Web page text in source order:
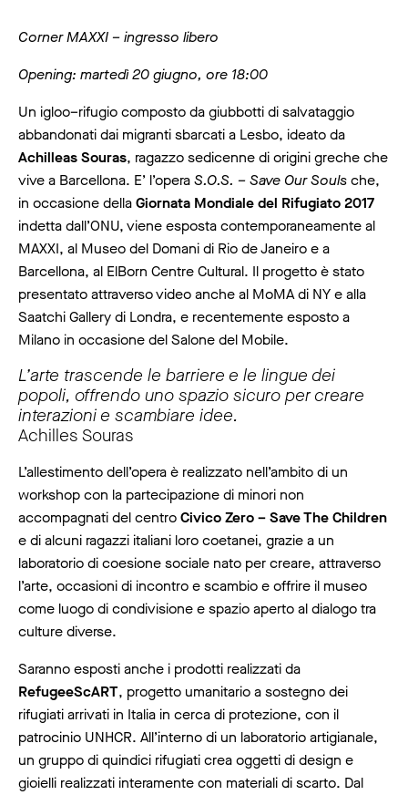
Corner MAXXI – ingresso libero
Opening: martedì 20 giugno, ore 18:00
Un igloo–rifugio composto da giubbotti di salvataggio
abbandonati dai migranti sbarcati a Lesbo, ideato da
Achilleas Souras, ragazzo sedicenne di origini greche che
vive a Barcellona. E’ l’operaS.O.S. – Save Our Soulsche,
in occasione dellaGiornata Mondiale del Rifugiato 2017
indetta dall’ONU, viene esposta contemporaneamente al
MAXXI, al Museo del Domani di Rio de Janeiro e a
Barcellona, al ElBorn Centre Cultural. Il progetto è stato
presentato attraverso video anche al MoMA di NY e alla
Saatchi Gallery di Londra, e recentemente esposto a
Milano in occasione del Salone del Mobile.
L’arte trascende le barriere e le lingue dei
popoli, offrendo uno spazio sicuro per creare
interazioni e scambiare idee.
Achilles Souras
L’allestimento dell’opera è realizzato nell’ambito di un
workshop con la partecipazione di minori non
accompagnati del centroCivico Zero – Save The Children
e di alcuni ragazzi italiani loro coetanei, grazie a un
laboratorio di coesione sociale nato per creare, attraverso
l’arte, occasioni di incontro e scambio e offrire il museo
come luogo di condivisione e spazio aperto al dialogo tra
culture diverse.
Saranno esposti anche i prodotti realizzati da
RefugeeScART, progetto umanitario a sostegno dei
rifugiati arrivati in Italia in cerca di protezione, con il
patrocinio UNHCR. All’interno di un laboratorio artigianale,
un gruppo di quindici rifugiati crea oggetti di design e
gioielli realizzati interamente con materiali di scarto. Dal